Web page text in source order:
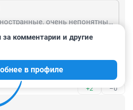
так это ж слова иностранные, очень непонятные и недружественные. как это по-русски все же? любовная потеха? как-то так наверно теперь надо, чтоб рядовому потребителю, задавшему вопрос, понятно было?
Есть заимствованные, но тут
от сокращения двух, с
столкнулся..
+2 –0
комментарии и другие
в профиле